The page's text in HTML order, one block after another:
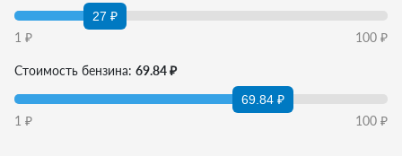
27 ₽
1 ₽ 100 ₽
Стоимость бензина: 69.84 ₽
69.84 ₽
1 ₽ 100 ₽